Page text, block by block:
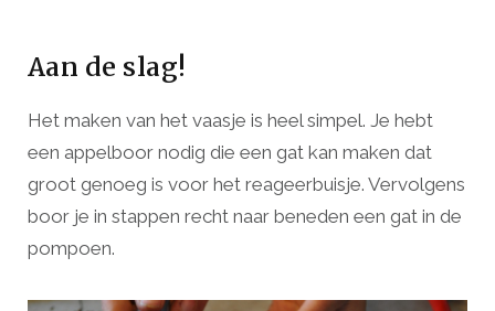
Aan de slag!
Het maken van het vaasje is heel simpel. Je hebt
een appelboor nodig die een gat kan maken dat
groot genoeg is voor het reageerbuisje. Vervolgens
boor je in stappen recht naar beneden een gat in de
pompoen.